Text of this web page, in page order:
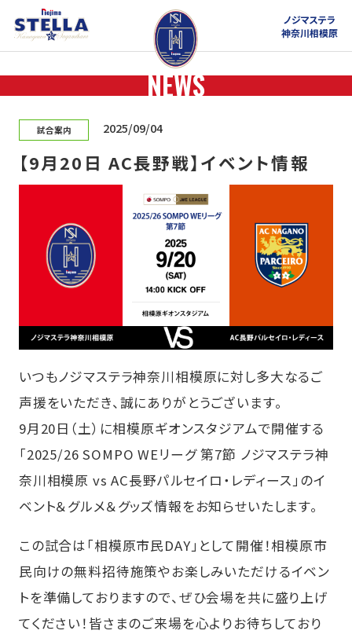
ノジマステラ
神奈川相模原
NEWS
試合案内 2025/09/04
【9月20日 AC長野戦】イベント情報
いつもノジマステラ神奈川相模原に対し多大なるご
声援をいただき、誠にありがとうございます。
9月20日（土）に相模原ギオンスタジアムで開催する
「2025/26 SOMPO WEリーグ 第7節 ノジマステラ神
奈川相模原 vs AC長野パルセイロ・レディース」のイ
ベント＆グルメ＆グッズ情報をお知らせいたします。
この試合は「相模原市民DAY」として開催！相模原市
民向けの無料招待施策やお楽しみいただけるイベン
トを準備しておりますので、ぜひ会場を共に盛り上げ
てください！皆さまのご来場を心よりお待ちしており